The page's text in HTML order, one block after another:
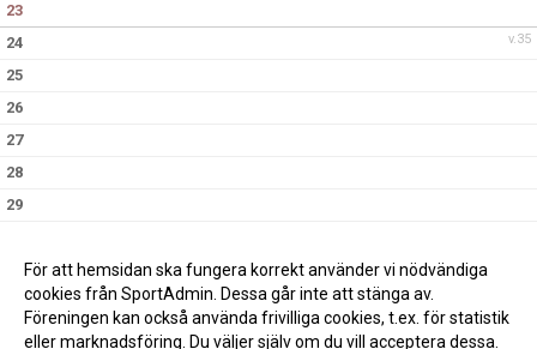
23
v.35
24
25
26
27
28
29
För att hemsidan ska fungera korrekt använder vi nödvändiga
cookies från SportAdmin. Dessa går inte att stänga av.
Föreningen kan också använda frivilliga cookies, t.ex. för statistik
eller marknadsföring. Du väljer själv om du vill acceptera dessa.